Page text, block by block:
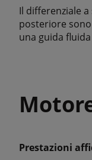
Il differenziale
posteriore
una guida
Prestazioni